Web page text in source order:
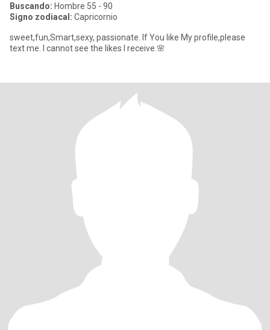
Buscando: Hombre 55 - 90
Signo zodiacal: Capricornio
sweet,fun,Smart,sexy, passionate. If You like My profile,please
text me. I cannot see the likes I receive.🌸